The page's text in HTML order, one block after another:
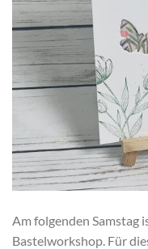
Am folgenden Samstag
Bastelworkshop. Für